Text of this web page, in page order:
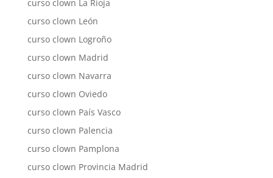
curso clown La Rioja
curso clown León
curso clown Logroño
curso clown Madrid
curso clown Navarra
curso clown Oviedo
curso clown País Vasco
curso clown Palencia
curso clown Pamplona
curso clown Provincia Madrid